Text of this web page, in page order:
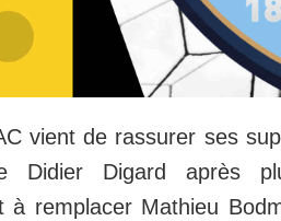
vient de rassurer ses
Didier Digard après
à remplacer Mathieu